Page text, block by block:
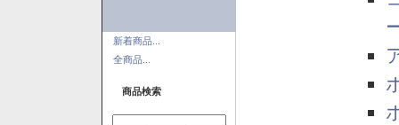
新着商品...
全商品...
商品検索